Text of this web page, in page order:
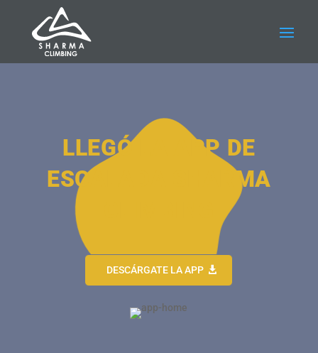
LLEGÓ LA APP DE
ESCALADA SHARMA
DESCÁRGATE LA APP